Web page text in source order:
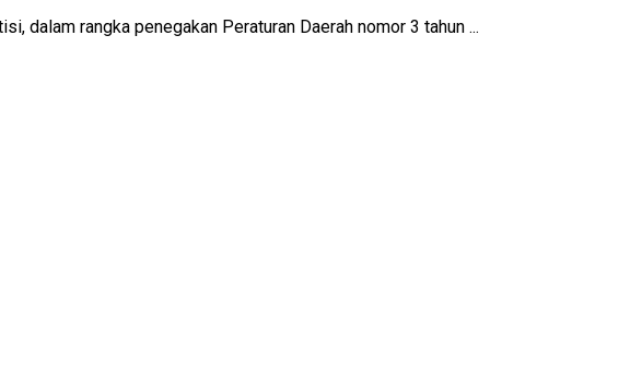
dalam rangka penegakan Peraturan Daerah nomor 3 tahun ...